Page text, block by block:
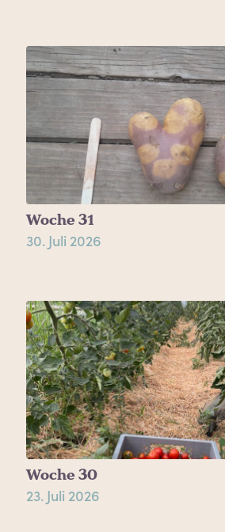
Woche 31
30. Juli 2026
Woche 30
23. Juli 2026